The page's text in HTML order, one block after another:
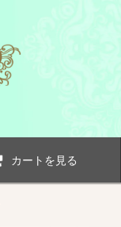
カートを見る